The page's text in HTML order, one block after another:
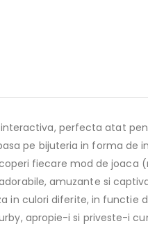
perfecta atat
pe bijuteria in forma de
fiecare mod de joaca
amuzante si
in culori diferite, in functie
apropie-i si priveste-i